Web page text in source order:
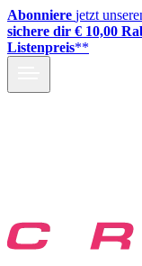
Abonniere jetzt
sichere dir € 10,00
Listenpreis**